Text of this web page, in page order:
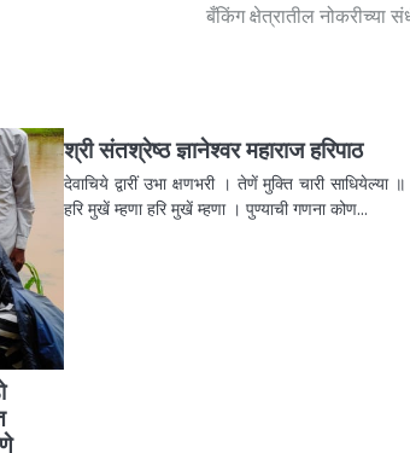
बँकिंग क्षेत्रातील नोकरीच्या
श्री संतश्रेष्ठ ज्ञानेश्वर महाराज हरिपाठ
देवाचिये द्वारीं उभा क्षणभरी । तेणें मुक्‍ति चारी साधियेल्या
हरि मुखें म्हणा हरि मुखें म्हणा । पुण्याची गणना कोण…